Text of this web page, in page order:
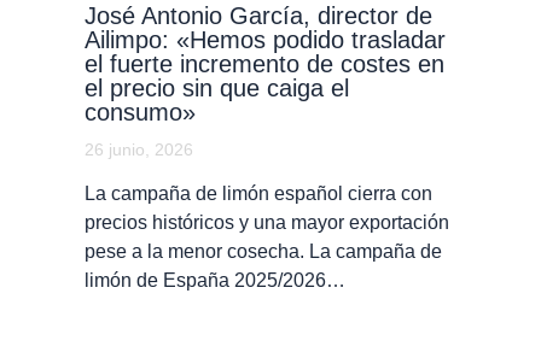
José Antonio García, director de
Ailimpo: «Hemos podido trasladar
el fuerte incremento de costes en
el precio sin que caiga el
consumo»
26 junio, 2026
La campaña de limón español cierra con
precios históricos y una mayor exportación
pese a la menor cosecha. La campaña de
limón de España 2025/2026…